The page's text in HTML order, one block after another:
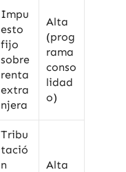
Impu
esto
fijo
sobre
renta
extra
njera
Alta
(prog
rama
conso
lidad
o)
Tribu
tació
n
Alta